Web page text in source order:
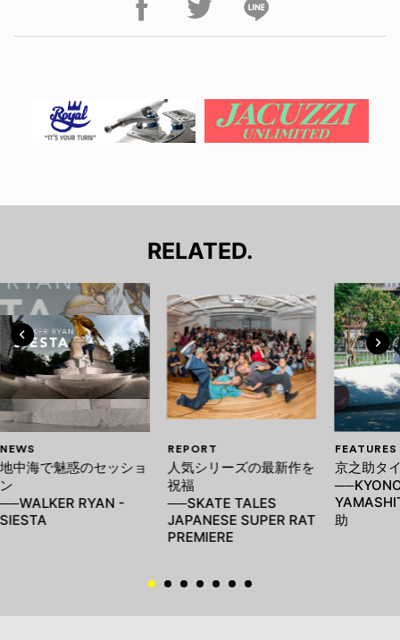
RELATED.
NEWS
地中海で魅惑のセッショ
ン
──WALKER RYAN -
SIESTA
REPORT
人気シリーズの最新作を
祝福
──SKATE TALES
JAPANESE SUPER RAT
PREMIERE
FEATURES
京之助タ
助